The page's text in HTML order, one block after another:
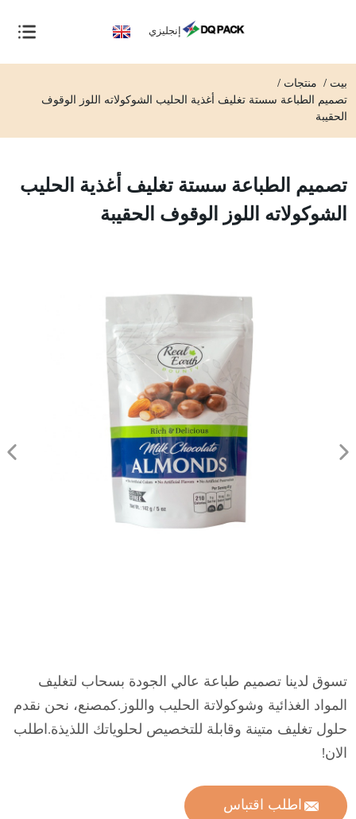
إنجليزي
بيت
منتجات
تصميم الطباعة سستة تغليف أغذية الحليب الشوكولاته اللوز الوقوف
الحقيبة
تصميم الطباعة سستة تغليف أغذية الحليب
الشوكولاته اللوز الوقوف الحقيبة
تسوق لدينا تصميم طباعة عالي الجودة بسحاب لتغليف
المواد الغذائية وشوكولاتة الحليب واللوز.كمصنع، نحن نقدم
حلول تغليف متينة وقابلة للتخصيص لحلوياتك اللذيذة.اطلب
الان!
اطلب اقتباس